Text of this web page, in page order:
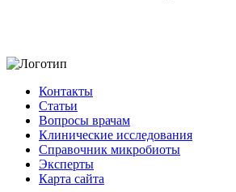
Контакты
Статьи
Вопросы врачам
Клинические исследования
Справочник микробиоты
Эксперты
Карта сайта